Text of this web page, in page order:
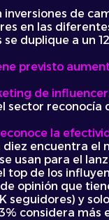
inversiones de
en las
duplique a un
previsto
de
sector
la
encuentra
usan para el
top de los
opinión que
seguidores) y
considera